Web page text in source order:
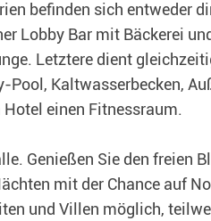
befinden sich entweder
Lobby Bar mit Bäckerei
Letztere dient
Kaltwasserbecken,
einen Fitnessraum.
Genießen Sie den freien
mit der Chance auf
und Villen möglich,